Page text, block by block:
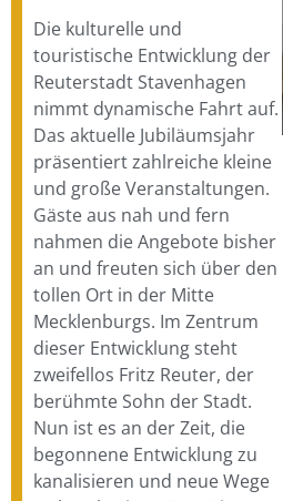
Die kulturelle und
touristische Entwicklung der
Reuterstadt Stavenhagen
nimmt dynamische Fahrt auf.
Das aktuelle Jubiläumsjahr
präsentiert zahlreiche kleine
und große Veranstaltungen.
Gäste aus nah und fern
nahmen die Angebote bisher
an und freuten sich über den
tollen Ort in der Mitte
Mecklenburgs. Im Zentrum
dieser Entwicklung steht
zweifellos Fritz Reuter, der
berühmte Sohn der Stadt.
Nun ist es an der Zeit, die
begonnene Entwicklung zu
kanalisieren und neue Wege